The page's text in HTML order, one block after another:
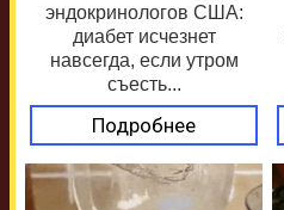
эндокринологов США:
диабет исчезнет
навсегда, если утром
съесть...
Подробнее